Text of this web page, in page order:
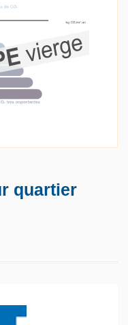
quartier